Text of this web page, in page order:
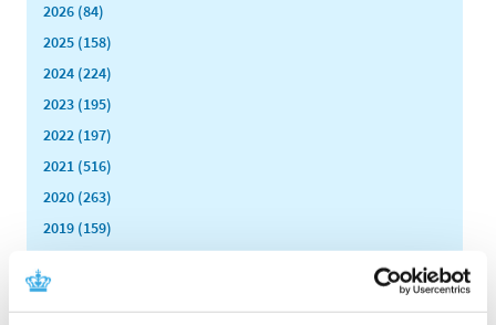
2026 (84)
2025 (158)
2024 (224)
2023 (195)
2022 (197)
2021 (516)
2020 (263)
2019 (159)
2017 (167)